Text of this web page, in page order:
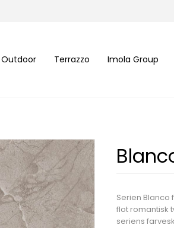
Outdoor Terrazzo Imola Group
Serien Blanco
flot romantisk
seriens